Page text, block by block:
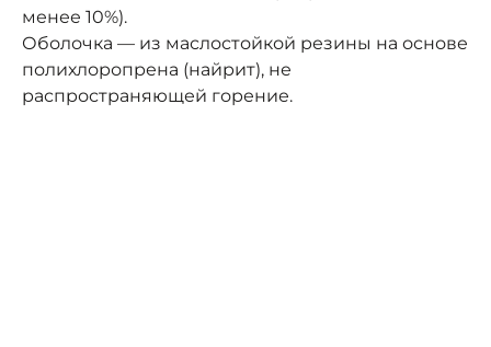
менее 10%).
Оболочка — из маслостойкой резины на основе
полихлоропрена (найрит), не
распространяющей горение.